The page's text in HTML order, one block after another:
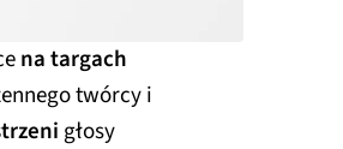
na targach
twórcy i
głosy